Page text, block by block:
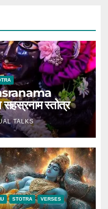
स्तोत्र
TALKS
STOTRA VERSES